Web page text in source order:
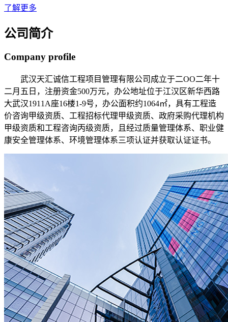
了解更多
公司简介
Company profile
武汉天汇诚信工程项目管理有限公司成立于二OO二年十
二月五日，注册资金500万元，办公地址位于江汉区新华西路
大武汉1911A座16楼1-9号，办公面积约1064㎡，具有工程造
价咨询甲级资质、工程招标代理甲级资质、政府采购代理机构
甲级资质和工程咨询丙级资质，且经过质量管理体系、职业健
康安全管理体系、环境管理体系三项认证并获取认证证书。